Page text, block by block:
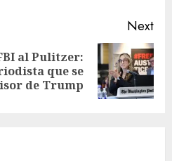
Next
al Pulitzer:
que se
de Trump